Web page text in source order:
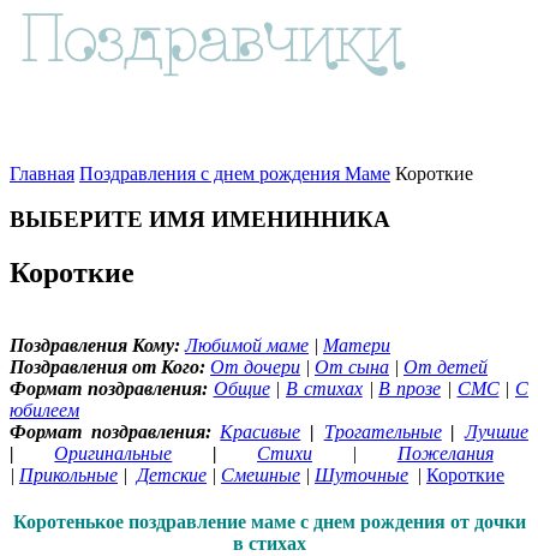
Главная Поздравления с днем рождения Маме Короткие
ВЫБЕРИТЕ ИМЯ ИМЕНИННИКА
Короткие
Поздравления Кому: Любимой маме | Матери
Поздравления от Кого: От дочери | От сына | От детей
Формат поздравления: Общие| В стихах| В прозе | СМС| С
юбилеем
Формат поздравления: Красивые | Трогательные|Лучшие
|Оригинальные | Стихи | Пожелания
| Прикольные | Детские | Смешные | Шуточные | Короткие
Коротенькое поздравление маме с днем рождения от дочки
в стихах